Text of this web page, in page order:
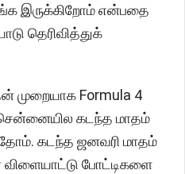
இருக்கிறோம் என்பதை
தெரிவித்துக்
முறையாக Formula 4
கடந்த மாதம்
கடந்த ஜனவரி மாதம்
போட்டிகளை